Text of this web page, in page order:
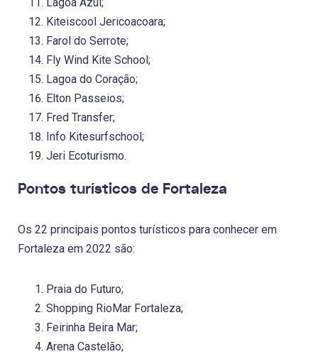
Kiteiscool Jericoacoara;
Farol do Serrote;
Fly Wind Kite School;
Lagoa do Coração;
Elton Passeios;
Fred Transfer;
Info Kitesurfschool;
Jeri Ecoturismo.
Pontos turísticos de Fortaleza
Os 22 principais pontos turísticos para conhecer em
Fortaleza em 2022 são:
Praia do Futuro;
Shopping RioMar Fortaleza;
Feirinha Beira Mar;
Arena Castelão;